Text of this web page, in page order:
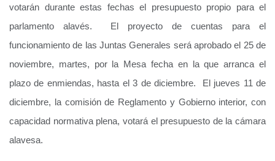
votarán durante estas fechas el presupuesto propio para el
parlamento alavés. El proyecto de cuentas para el
funcionamiento de las Juntas Generales será aprobado el 25 de
noviembre, martes, por la Mesa fecha en la que arranca el
plazo de enmiendas, hasta el 3 de diciembre. El jueves 11 de
diciembre, la comisión de Reglamento y Gobierno interior, con
capacidad normativa plena, votará el presupuesto de la cámara
alavesa.